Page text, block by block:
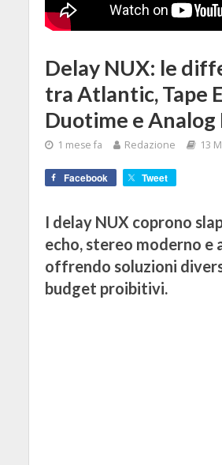
Delay NUX: le
tra Atlantic, Tape
Duotime e Analog
1 mese fa Redazione 13
Facebook Tweet
I delay NUX coprono
echo, stereo moderno e
offrendo soluzioni
budget proibitivi.